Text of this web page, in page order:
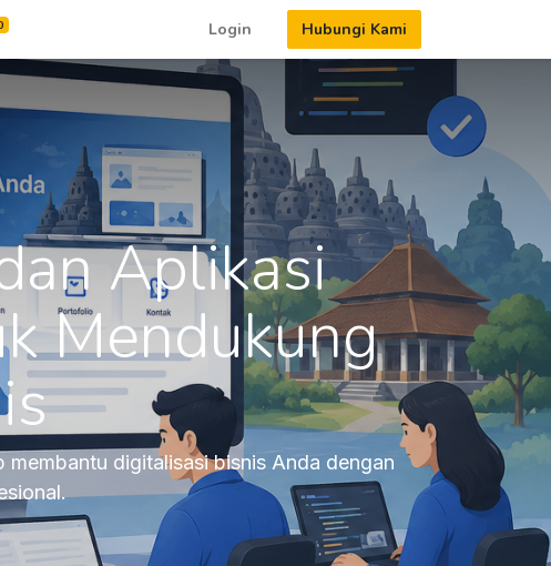
Login Hubungi Kami
Aplikasi
Mendukung
digitalisasi bisnis Anda dengan